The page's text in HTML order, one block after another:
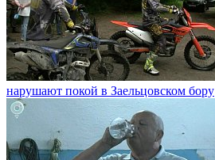
нарушают покой в Заельцовском бору